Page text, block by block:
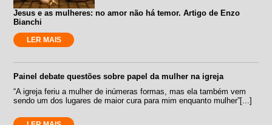
Jesus e as mulheres: no amor não há temor. Artigo de Enzo
Bianchi
LER MAIS
Painel debate questões sobre papel da mulher na igreja
“A igreja feriu a mulher de inúmeras formas, mas ela também vem
sendo um dos lugares de maior cura para mim enquanto mulher”[...]